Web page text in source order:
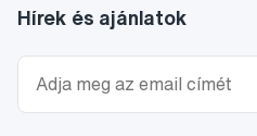
Hírek és ajánlatok